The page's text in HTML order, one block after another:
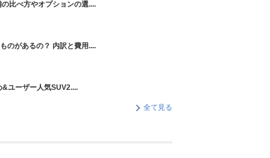
比べ方やオプションの選....
のがあるの？ 内訳と費用....
ユーザー人気SUV2....
全て見る